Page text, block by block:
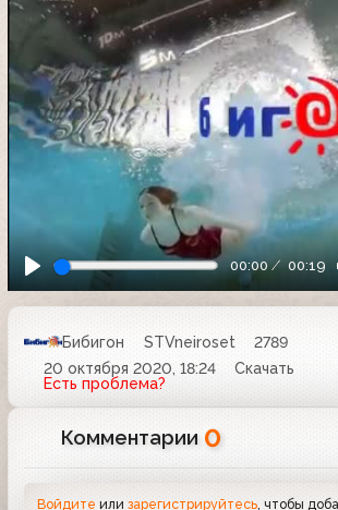
00:00 00:19
Бибигон STVneiroset
2789
20 октября 2020, 18:24
Скачать
Есть проблема?
Комментарии 0
Войдите илизарегистрируйтесь, чтобы